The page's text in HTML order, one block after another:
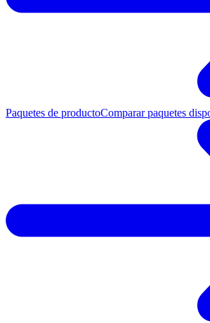
Paquetes de productoComparar paquetes